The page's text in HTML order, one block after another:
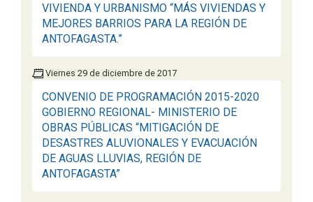
VIVIENDA Y URBANISMO “MÁS VIVIENDAS Y
MEJORES BARRIOS PARA LA REGIÓN DE
ANTOFAGASTA.”
Viernes 29 de diciembre de 2017
CONVENIO DE PROGRAMACIÓN 2015-2020
GOBIERNO REGIONAL- MINISTERIO DE
OBRAS PÚBLICAS “MITIGACIÓN DE
DESASTRES ALUVIONALES Y EVACUACIÓN
DE AGUAS LLUVIAS, REGIÓN DE
ANTOFAGASTA”